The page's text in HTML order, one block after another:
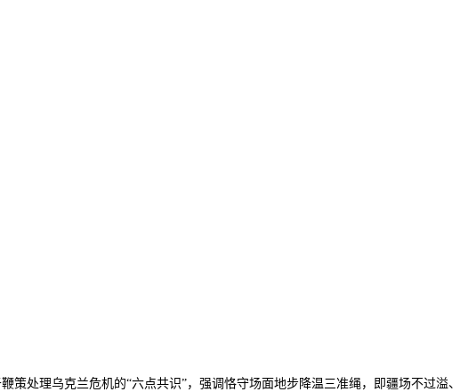
处理乌克兰危机的“六点共识”，强调恪守场面地步降温三准绳，即疆场不过溢、